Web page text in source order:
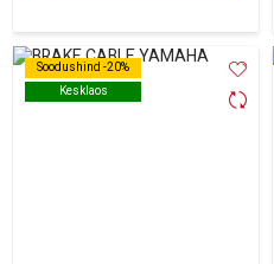
Soodushind -20%
Kesklaos
Soodushind -20%
Kesklaos